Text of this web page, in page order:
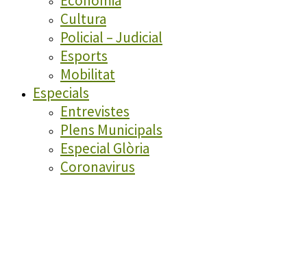
Cultura
Policial – Judicial
Esports
Mobilitat
Especials
Entrevistes
Plens Municipals
Especial Glòria
Coronavirus